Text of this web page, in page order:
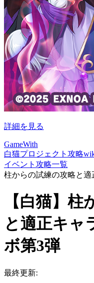
詳細を見る
GameWith
白猫プロジェクト攻略
イベント攻略一覧
柱からの試練の攻略と
【白猫】
と適正キャ
ボ第3弾
最終更新: